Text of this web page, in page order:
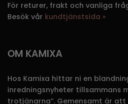
För returer, frakt och vanliga
Besök vår kundtjänstsida »
OM KAMIXA
Hos Kamixa hittar ni en
inredningsnyheter tillsammans
trotjänarna”. Gemensamt är